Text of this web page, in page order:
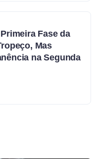
Fase da
Mas
na Segunda